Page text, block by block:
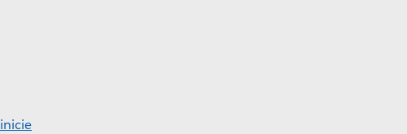
inicie